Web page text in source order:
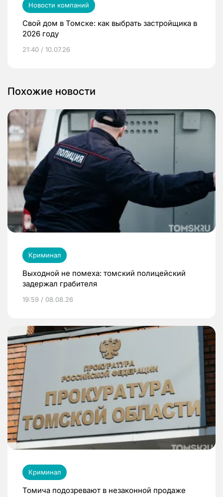
Новости компаний
Свой дом в Томске: как выбрать застройщика в
2026 году
21:40 / 10.07.26
Похожие новости
Криминал
Выходной не помеха: томский полицейский
задержал грабителя
19:59 / 08.08.26
Криминал
Томича подозревают в незаконной продаже